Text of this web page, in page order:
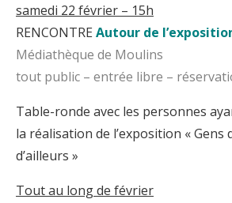
samedi 22 février – 15h
RENCONTRE Autour de
Médiathèque de Moulins
tout public – entrée libre –
Table-ronde avec les personnes
la réalisation de l’exposition « Gens
d’ailleurs »
Tout au long de février